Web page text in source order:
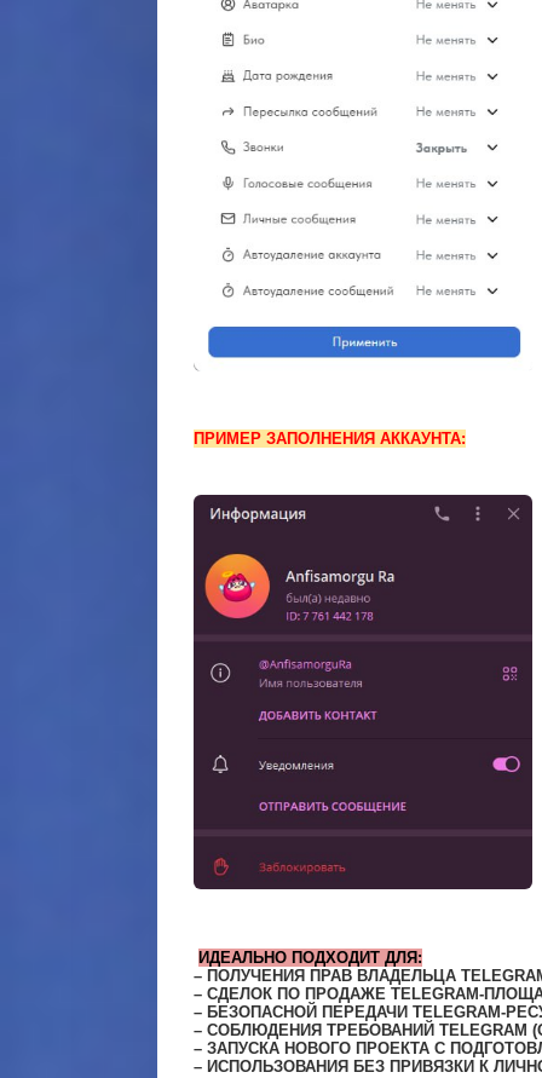
ПРИМЕР ЗАПОЛНЕНИЯ АККАУНТА:
ИДЕАЛЬНО ПОДХОДИТ ДЛЯ:
– ПОЛУЧЕНИЯ ПРАВ ВЛАДЕЛЬЦА
– СДЕЛОК ПО ПРОДАЖЕ TELEGRAM-
– БЕЗОПАСНОЙ ПЕРЕДАЧИ TELEGRAM-
– СОБЛЮДЕНИЯ ТРЕБОВАНИЙ TELEGRAM
– ЗАПУСКА НОВОГО ПРОЕКТА С
– ИСПОЛЬЗОВАНИЯ БЕЗ ПРИВЯЗКИ К